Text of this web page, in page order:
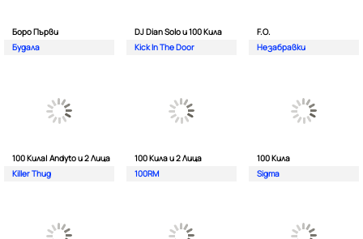
Боро Първи
Будала
DJ Dian Solo и 100 Кила
Kick In The Door
F.O.
Незабравки
100 Кила| Andyto и 2 Лица
Killer Thug
100 Кила и 2 Лица
100RM
100 Кила
Sigma